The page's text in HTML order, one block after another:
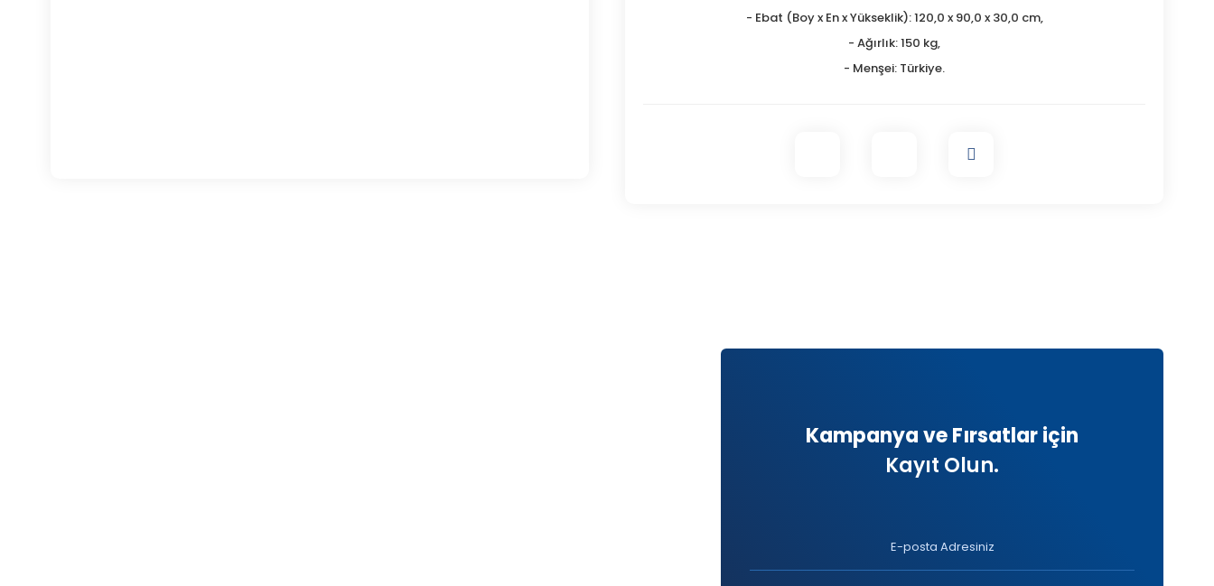
- Ebat (Boy x En x Yükseklik): 120,0 x 90,0 x 30,0 cm,
- Ağırlık: 150 kg,
- Menşei: Türkiye.
Kampanya ve Fırsatlar için
Kayıt Olun.